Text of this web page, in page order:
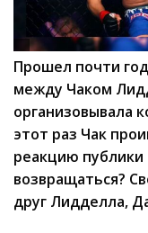
Прошел почти
между Чаком
организовывала
этот раз Чак
реакцию
возвращаться?
друг Лидделла,